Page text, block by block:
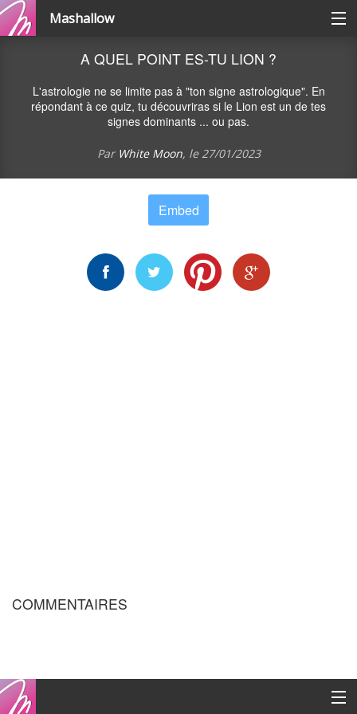
Mashallow
Se connecter / s'inscrire
Créer une battle
Créer un quizz
A QUEL POINT ES-TU LION ?
L'astrologie ne se limite pas à "ton signe astrologique". En
répondant à ce quiz, tu découvriras si le Lion est un de tes
signes dominants ... ou pas.
Par White Moon, le27/01/2023
Embed
COMMENTAIRES